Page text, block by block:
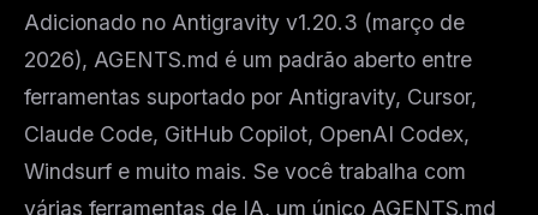
Adicionado no Antigravity v1.20.3 (março de
2026), AGENTS.md é um padrão aberto entre
ferramentas suportado por Antigravity, Cursor,
Claude Code, GitHub Copilot, OpenAI Codex,
Windsurf e muito mais. Se você trabalha com
várias ferramentas de IA, um único AGENTS.md